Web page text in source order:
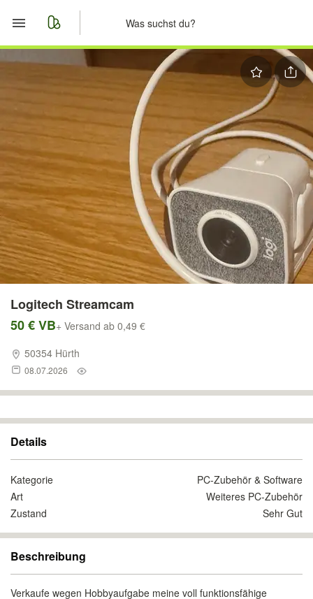
Start
Nachrichten
Anzeige aufgeben
Logitech Streamcam
50 € VB+ Versand ab 0,49 €
50354 Hürth
08.07.2026
Details
Kategorie
PC-Zubehör & Software
Art
Weiteres PC-Zubehör
Zustand
Sehr Gut
Beschreibung
Verkaufe wegen Hobbyaufgabe meine voll funktionsfähige